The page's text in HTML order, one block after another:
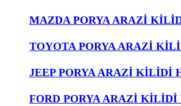
MAZDA PORYA ARAZİ
TOYOTA PORYA ARAZİ
JEEP PORYA ARAZİ KİLİDİ
FORD PORYA ARAZİ KİLİDİ